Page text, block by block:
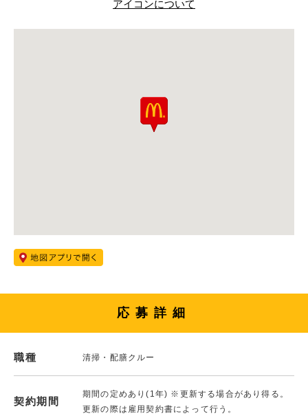
アイコンについて
応募詳細
職種 清掃・配膳クルー
契約期間
期間の定めあり(1年) ※更新する場合があり得る。
更新の際は雇用契約書によって行う。